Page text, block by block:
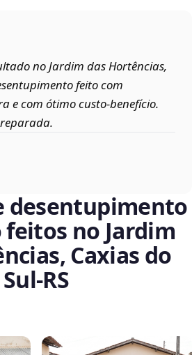
no Jardim das Hortências,
feito com
e com ótimo custo-benefício.
desentupimento
no Jardim
Caxias do
Sul‑RS